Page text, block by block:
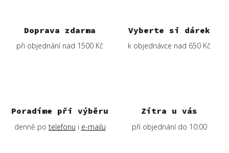
Doprava zdarma
při objednání nad 1500 Kč
Vyberte si dárek
k objednávce nad 650 Kč
Poradíme při výběru
denně po telefonu i e-mailu
Zítra u vás
při objednání do 10:00